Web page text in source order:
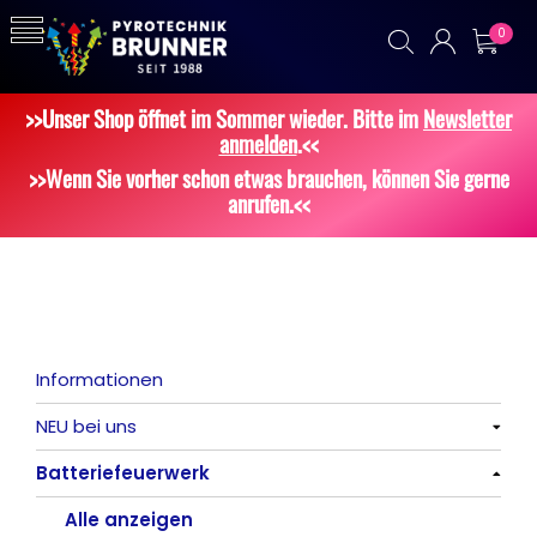
0
>>Unser Shop öffnet im Sommer wieder. Bitte imNewsletter
anmelden.<<
>>Wenn Sie vorher schon etwas brauchen, können Sie gerne
anrufen.<<
Informationen
NEU bei uns
Alle anzeigen
Batteriefeuerwerk
Alle anzeigen